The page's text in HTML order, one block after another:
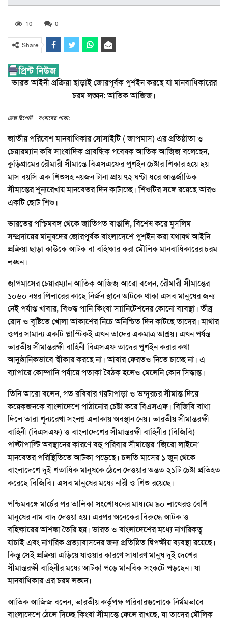
0
10
Share
ভারত আইনী প্রক্রিয়া ছাড়াই জোরপূর্বক পুশইন করছে যা মানবাধিকারের
চরম লঙ্ঘন: আতিক আজিজ।
ডেক্স রিপোর্ট – সংবাদের পাতা:
জাতীয় পরিবেশ মানবাধিকার সোসাইটি ( জাপমাস) এর প্রতিষ্ঠাতা ও
চেয়ারম্যান কবি সাংবাদিক প্রাবন্ধিক গবেষক আতিক আজিজ বলেছেন,
কুড়িগ্রামের রৌমারী সীমান্তে বিএসএফের পুশইন চেষ্টার শিকার হয়ে ছয়
মাস বয়সি এক শিশুসহ নয়জন টানা প্রায় ৭২ ঘণ্টা ধরে আন্তর্জাতিক
সীমান্তের শূন্যরেখায় মানবেতর দিন কাটাচ্ছে। শিশুটির সঙ্গে রয়েছে আরও
একটি ছোট শিশু।
ভারতের পশ্চিমবঙ্গ থেকে জাতিগত বাঙালি, বিশেষ করে মুসলিম
সম্প্রদায়ের মানুষদের জোরপূর্বক বাংলাদেশে পুশইন করা যথাযথ আইনি
প্রক্রিয়া ছাড়া কাউকে আটক বা বহিষ্কার করা মৌলিক মানবাধিকারের চরম
লঙ্ঘন।
জাপমাসের চেয়ারম্যান আতিক আজিজ আরো বলেন, রৌমারী সীমান্তের
১০৬০ নম্বর পিলারের কাছে নির্জন স্থানে আটকে থাকা এসব মানুষের জন্য
নেই পর্যাপ্ত খাবার, বিশুদ্ধ পানি কিংবা স্যানিটেশনের কোনো ব্যবস্থা। তীব্র
রোদ ও বৃষ্টিতে খোলা আকাশের নিচে অনিশ্চিত দিন কাটছে তাদের। মাথার
ওপর সামান্য একটি প্লাস্টিকই এখন তাদের একমাত্র আশ্রয়। এখন পর্যন্ত
ভারতীয় সীমান্তরক্ষী বাহিনী বিএসএফ তাদের পুশইন করার কথা
আনুষ্ঠানিকভাবে স্বীকার করছে না। আবার ফেরতও নিতে চাচ্ছে না। এ
ব্যাপারে কোম্পানি পর্যায়ে পতাকা বৈঠক হলেও মেলেনি কোন সিদ্ধান্ত।
তিনি আরো বলেন, গত রবিবার গয়টাপাড়া ও ভন্দুরচর সীমান্ত দিয়ে
কয়েকজনকে বাংলাদেশে পাঠানোর চেষ্টা করে বিএসএফ। বিজিবি বাধা
দিলে তারা শূন্যরেখা সংলগ্ন এলাকায় অবস্থান নেয়। ভারতীয় সীমান্তরক্ষী
বাহিনী (বিএসএফ) ও বাংলাদেশের সীমান্তরক্ষী বাহিনীর (বিজিবি)
পাল্টাপাল্টি অবস্থানের কারণে বহু পরিবার সীমান্তের ‘জিরো লাইনে’
মানবেতর পরিস্থিতিতে আটকা পড়েছে। চলতি মাসের ১ জুন থেকে
বাংলাদেশে দুই শতাধিক মানুষকে ঠেলে দেওয়ার অন্তত ২১টি চেষ্টা প্রতিহত
করেছে বিজিবি। এসব মানুষের মধ্যে নারী ও শিশু রয়েছে।
পশ্চিমবঙ্গে মার্চের পর তালিকা সংশোধনের মাধ্যমে ৯০ লাখেরও বেশি
মানুষের নাম বাদ দেওয়া হয়। এরপর অনেকের বিরুদ্ধে আটক ও
বহিষ্কারের আশঙ্কা তৈরি হয়। ভারত ও বাংলাদেশের মধ্যে নাগরিকত্ব
যাচাই এবং নাগরিক প্রত্যাবাসনের জন্য প্রতিষ্ঠিত দ্বিপক্ষীয় ব্যবস্থা রয়েছে।
কিন্তু সেই প্রক্রিয়া এড়িয়ে যাওয়ার কারণে সাধারণ মানুষ দুই দেশের
সীমান্তরক্ষী বাহিনীর মধ্যে আটকা পড়ে মানবিক সংকটে পড়ছেন। যা
মানবাধিকার এর চরম লঙ্ঘন।
আতিক আজিজ বলেন, ভারতীয় কর্তৃপক্ষ পরিবারগুলোকে নির্মমভাবে
বাংলাদেশে ঠেলে দিচ্ছে কিংবা সীমান্তে ফেলে রাখছে, যা তাদের মৌলিক